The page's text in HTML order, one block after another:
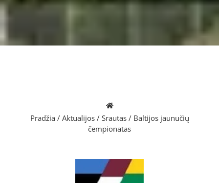
Pradžia / Aktualijos/ Srautas/ Baltijos jaunučių
čempionatas